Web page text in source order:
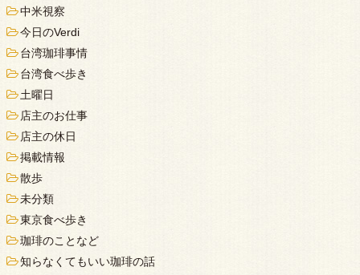
中米視察
今日のVerdi
台湾珈琲事情
台湾食べ歩き
土曜日
店主のお仕事
店主の休日
掲載情報
散歩
未分類
東京食べ歩き
珈琲のことなど
知らなくてもいい珈琲の話